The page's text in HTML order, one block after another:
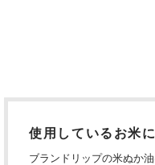
使用しているお米
ブランドリップの米ぬか